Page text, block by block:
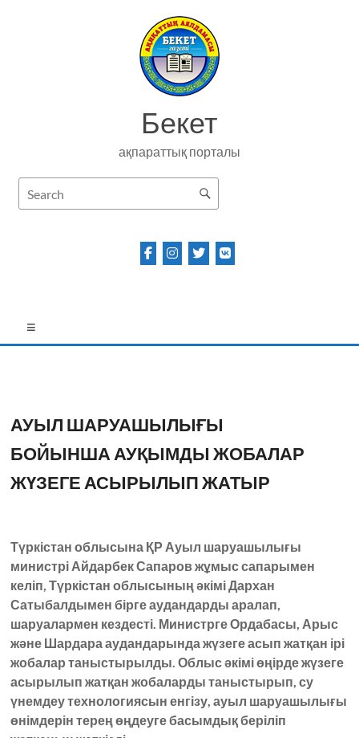
Бекет
ақпараттық порталы
АУЫЛ ШАРУАШЫЛЫҒЫ
БОЙЫНША АУҚЫМДЫ ЖОБАЛАР
ЖҮЗЕГЕ АСЫРЫЛЫП ЖАТЫР
Түркістан облысына ҚР Ауыл шаруашылығы
министрі Айдарбек Сапаров жұмыс сапарымен
келіп, Түркістан облысының әкімі Дархан
Сатыбалдымен бірге аудандарды аралап,
шаруалармен кездесті. Министрге Ордабасы, Арыс
және Шардара аудандарында жүзеге асып жатқан ірі
жобалар таныстырылды. Облыс әкімі өңірде жүзеге
асырылып жатқан жобаларды таныстырып, су
үнемдеу технологиясын енгізу, ауыл шаруашылығы
өнімдерін терең өңдеуге басымдық беріліп